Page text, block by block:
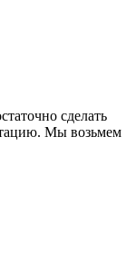
сделать
Мы возьмем